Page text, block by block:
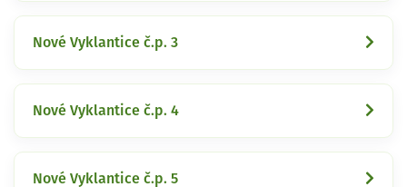
Nové Vyklantice č.p. 3
Nové Vyklantice č.p. 4
Nové Vyklantice č.p. 5